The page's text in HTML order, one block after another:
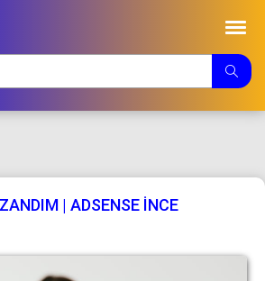
| ADSENSE İNCE